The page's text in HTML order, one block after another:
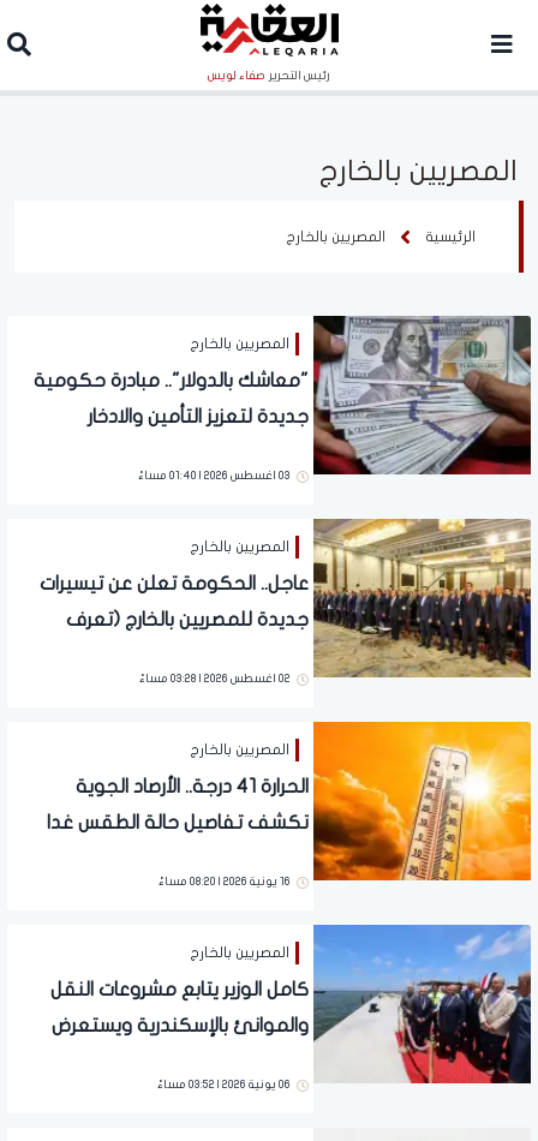
رئيس التحرير صفاء لويس
المصريين بالخارج
الرئيسية المصريين بالخارج
المصريين بالخارج
"معاشك بالدولار".. مبادرة حكومية
جديدة لتعزيز التأمين والادخار
03 اغسطس 2026 | 01:40 مساءً
المصريين بالخارج
عاجل.. الحكومة تعلن عن تيسيرات
جديدة للمصريين بالخارج (تعرف
02 اغسطس 2026 | 03:28 مساءً
المصريين بالخارج
الحرارة 41 درجة.. الأرصاد الجوية
تكشف تفاصيل حالة الطقس غدا
16 يونية 2026 | 08:20 مساءً
المصريين بالخارج
كامل الوزير يتابع مشروعات النقل
والموانئ بالإسكندرية ويستعرض
تحيا مصر
06 يونية 2026 | 03:52 مساءً